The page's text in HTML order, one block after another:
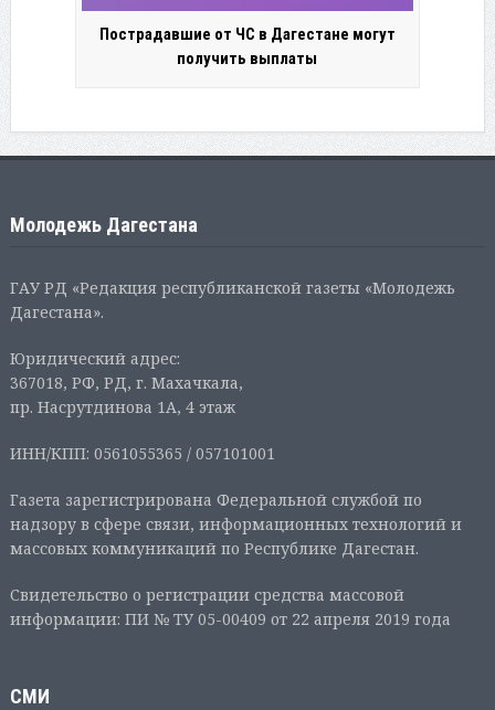
Пострадавшие от ЧС в Дагестане могут
получить выплаты
Молодежь Дагестана
ГАУ РД «Редакция республиканской газеты «Молодежь
Дагестана».
Юридический адрес:
367018, РФ, РД, г. Махачкала,
пр. Насрутдинова 1А, 4 этаж
ИНН/КПП: 0561055365 / 057101001
Газета зарегистрирована Федеральной службой по
надзору в сфере связи, информационных технологий и
массовых коммуникаций по Республике Дагестан.
Свидетельство о регистрации средства массовой
информации: ПИ № ТУ 05-00409 от 22 апреля 2019 года
СМИ